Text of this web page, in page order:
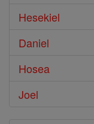
Hesekiel
Daniel
Hosea
Joel